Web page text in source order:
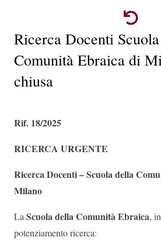
Ricerca Docenti
Comunità Ebraica di
chiusa
Rif. 18/2025
RICERCA URGENTE
Ricerca Docenti – Scuola della
Milano
La Scuola della Comunità Ebraica,
potenziamento ricerca: